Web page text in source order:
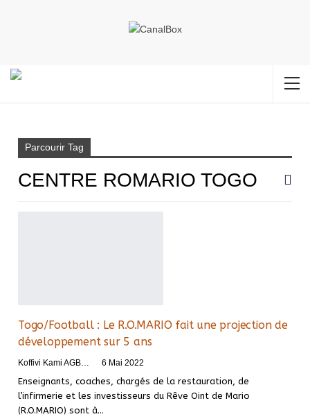
Parcourir Tag
CENTRE ROMARIO TOGO
Togo/Football : Le R.O.MARIO fait une projection de
développement sur 5 ans
6 Mai 2022
Enseignants, coaches, chargés de la restauration, de
l’infirmerie et les investisseurs du Rêve Oint de Mario
(R.O.MARIO) sont à…